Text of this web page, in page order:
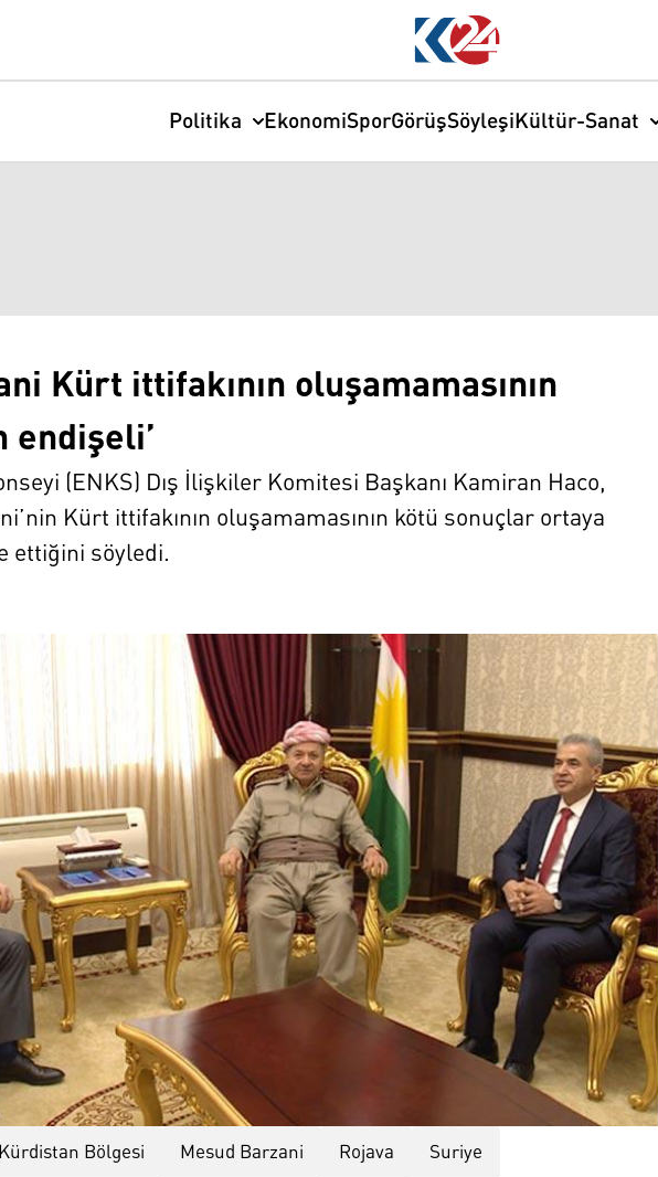
Politika EkonomiSporGörüşSöyleşiKültür-Sanat
Kürt ittifakının oluşamamasının
endişeli’
(ENKS) Dış İlişkiler Komitesi Başkanı Kamiran Haco,
Kürt ittifakının oluşamamasının kötü sonuçlar ortaya
ettiğini söyledi.
Kürdistan Bölgesi Mesud Barzani Rojava Suriye